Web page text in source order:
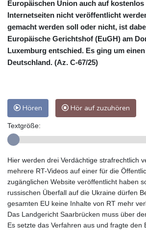
Europäischen Union auch auf
Internetseiten nicht veröffentlicht
gemacht werden soll oder nicht, ist
Europäische Gerichtshof (EuGH) am
Luxemburg entschied. Es ging um
Deutschland. (Az. C-67/25)
Hören Hör auf zuzuhören
Textgröße:
Hier werden drei Verdächtige strafrechtlich
mehrere RT-Videos auf einer für die
zugänglichen Website veröffentlicht haben
russischen Überfall auf die Ukraine dürfen
gesamten EU keine Inhalte von RT mehr
Das Landgericht Saarbrücken muss über
Es setzte das Verfahren aus und fragte den